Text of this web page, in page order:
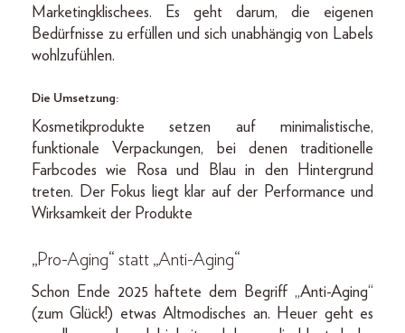
Marketingklischees. Es geht darum, die eigenen
Bedürfnisse zu erfüllen und sich unabhängig von Labels
wohlzufühlen.
Die Umsetzung:
Kosmetikprodukte setzen auf minimalistische,
funktionale Verpackungen, bei denen traditionelle
Farbcodes wie Rosa und Blau in den Hintergrund
treten. Der Fokus liegt klar auf der Performance und
Wirksamkeit der Produkte
„Pro-Aging“ statt „Anti-Aging“
Schon Ende 2025 haftete dem Begriff „Anti-Aging“
(zum Glück!) etwas Altmodisches an. Heuer geht es